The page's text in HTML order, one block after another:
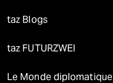
taz Blogs
taz FUTURZWEI
Le Monde diplomatique